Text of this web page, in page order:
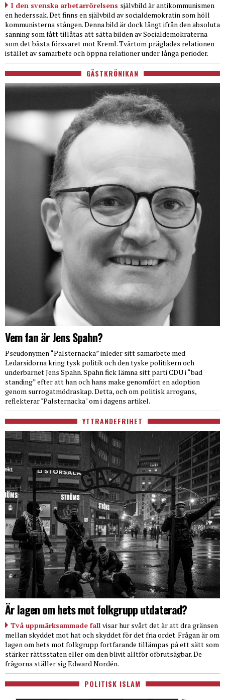
I den svenska arbetarrörelsens självbild är antikommunismen
en hederssak. Det finns en självbild av socialdemokratin som höll
kommunisterna stången. Denna bild är dock långt ifrån den absoluta
sanning som fått tillåtas att sätta bilden av Socialdemokraterna
som det bästa försvaret mot Kreml. Tvärtom präglades relationen
istället av samarbete och öppna relationer under långa perioder.
GÄSTKRÖNIKAN
Vem fan är Jens Spahn?
Pseudonymen “Palsternacka” inleder sitt samarbete med
Ledarsidorna kring tysk politik och den tyske politikern och
underbarnet Jens Spahn. Spahn fick lämna sitt parti CDU i “bad
standing” efter att han och hans make genomfört en adoption
genom surrogatmödraskap. Detta, och om politisk arrogans,
reflekterar "Palsternacka" om i dagens artikel.
YTTRANDEFRIHET
Är lagen om hets mot folkgrupp utdaterad?
Två uppmärksammade fall visar hur svårt det är att dra gränsen
mellan skyddet mot hat och skyddet för det fria ordet. Frågan är om
lagen om hets mot folkgrupp fortfarande tillämpas på ett sätt som
stärker rättsstaten eller om den blivit alltför oförutsägbar. De
frågorna ställer sig Edward Nordén.
POLITISK ISLAM